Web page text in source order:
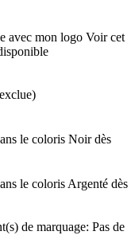
avec mon logo Voir cet
de marquage: Pas de